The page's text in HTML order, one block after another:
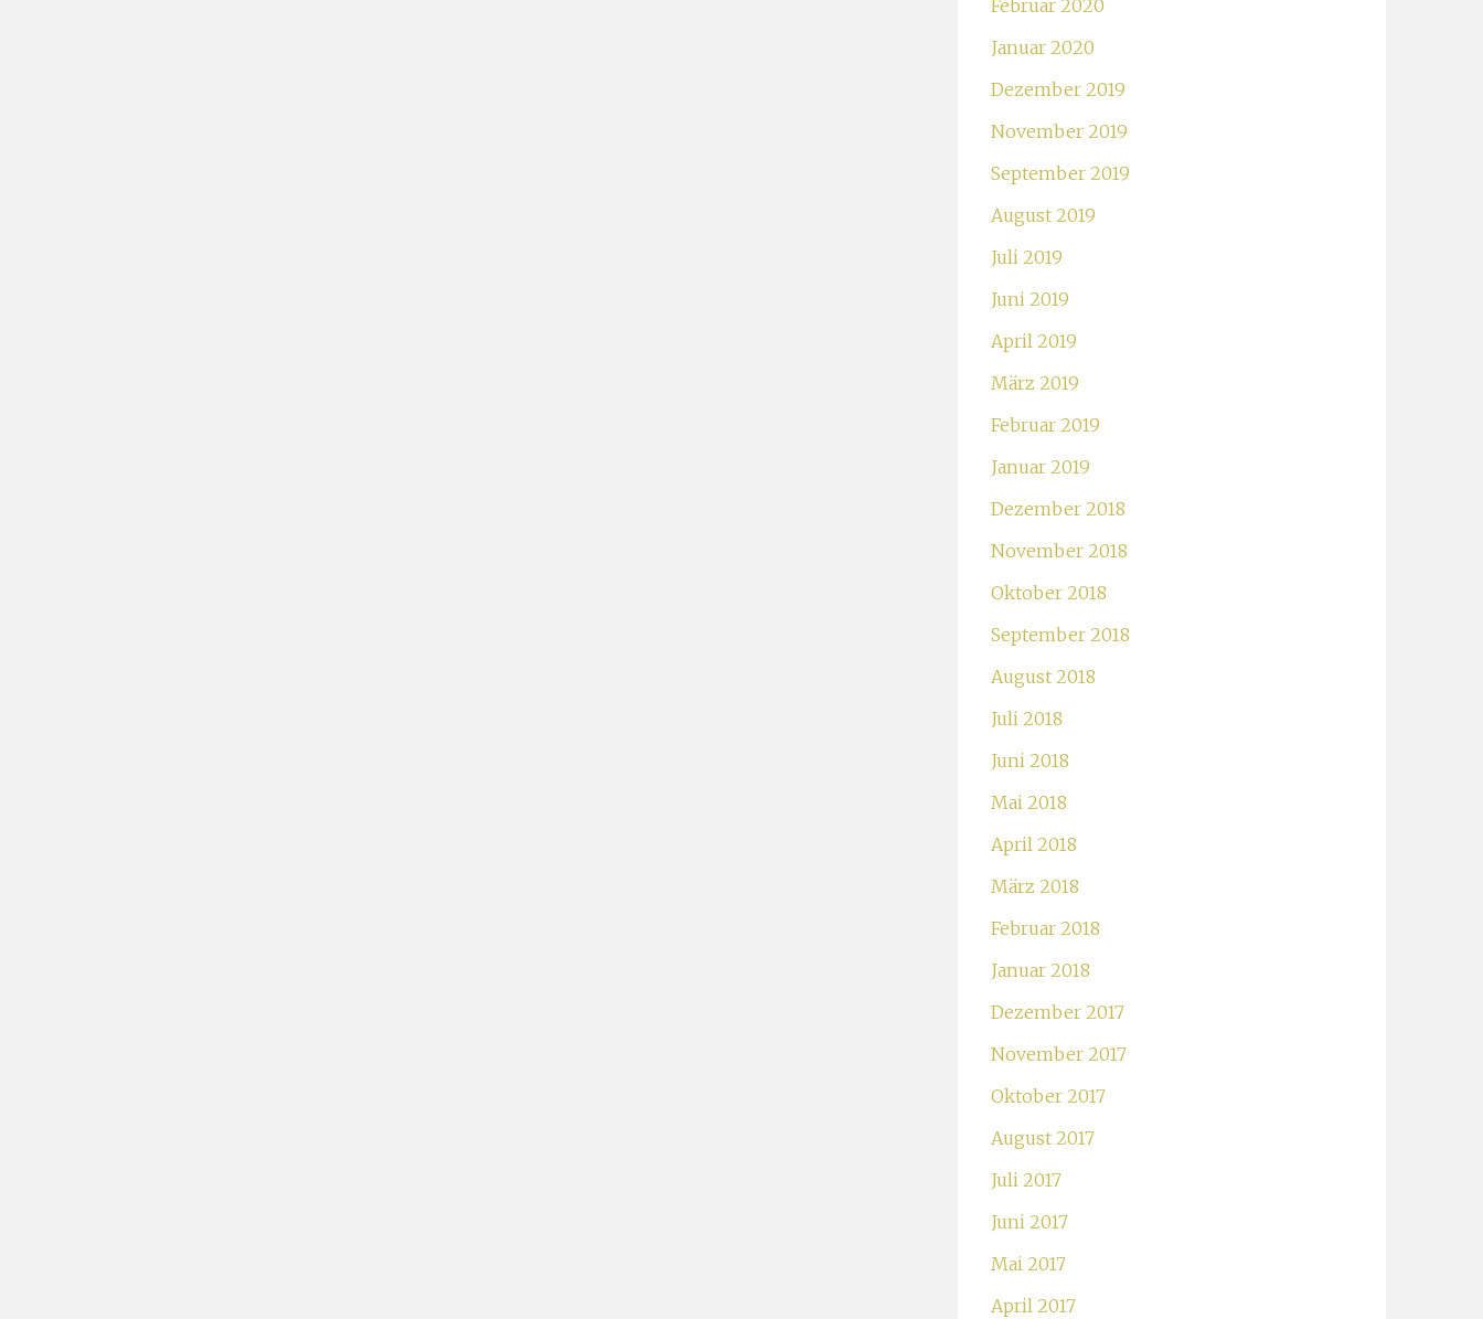
Februar 2020
Januar 2020
Dezember 2019
November 2019
September 2019
August 2019
Juli 2019
Juni 2019
April 2019
März 2019
Februar 2019
Januar 2019
Dezember 2018
November 2018
Oktober 2018
September 2018
August 2018
Juli 2018
Juni 2018
Mai 2018
April 2018
März 2018
Februar 2018
Januar 2018
Dezember 2017
November 2017
Oktober 2017
August 2017
Juli 2017
Juni 2017
Mai 2017
April 2017